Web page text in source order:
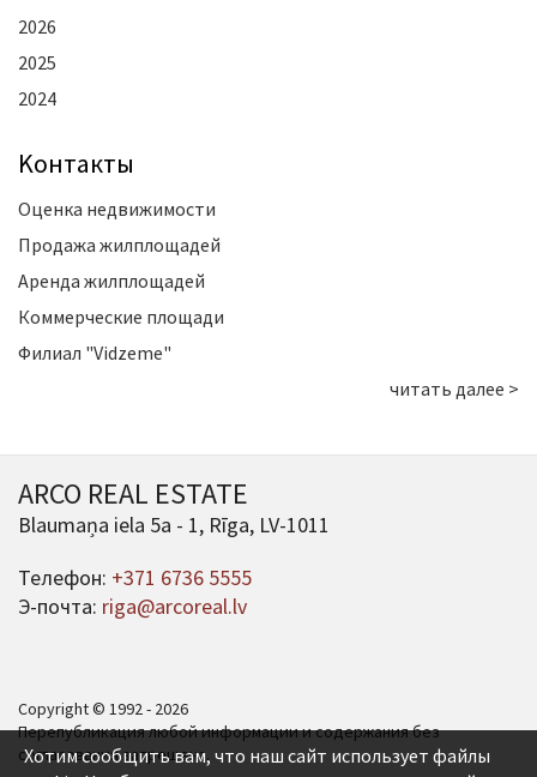
2026
2025
2024
Kонтакты
Оценка недвижимости
Продажа жилплощадей
Аренда жилплощадей
Коммерческие площади
Филиал "Vidzeme"
читать далее >
ARCO REAL ESTATE
Blaumaņa iela 5a - 1, Rīga, LV-1011
Телефон: +371 6736 5555
Э-почта: riga@arcoreal.lv
Copyright © 1992 - 2026
Перепубликация любой информации и содержания без
согласования запрещена.
Хотим сообщить вам, что наш сайт использует файлы